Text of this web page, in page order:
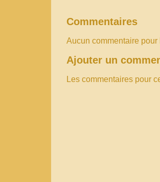
Commentaires
Aucun commentaire pour
Ajouter un
Les commentaires pour